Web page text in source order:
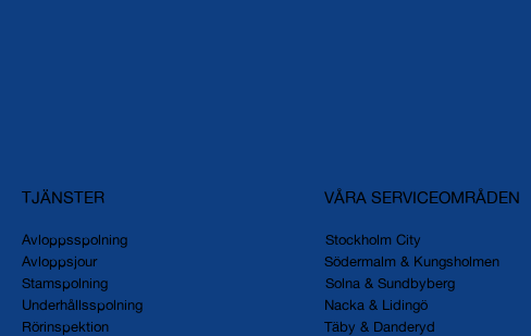
TJÄNSTER
Avloppsspolning
Avloppsjour
Stamspolning
Underhållsspolning
Rörinspektion
VÅRA SERVICEOMRÅDEN
Stockholm City
Södermalm & Kungsholmen
Solna & Sundbyberg
Nacka & Lidingö
Täby & Danderyd